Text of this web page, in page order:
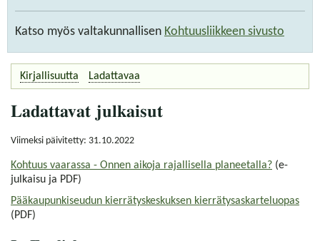
Katso myös valtakunnallisen Kohtuusliikkeen sivusto
Kirjallisuutta Ladattavaa
Ladattavat julkaisut
Viimeksi päivitetty: 31.10.2022
Kohtuus vaarassa - Onnen aikoja rajallisella planeetalla? (e-
julkaisu ja PDF)
Pääkaupunkiseudun kierrätyskeskuksen kierrätysaskarteluopas
(PDF)